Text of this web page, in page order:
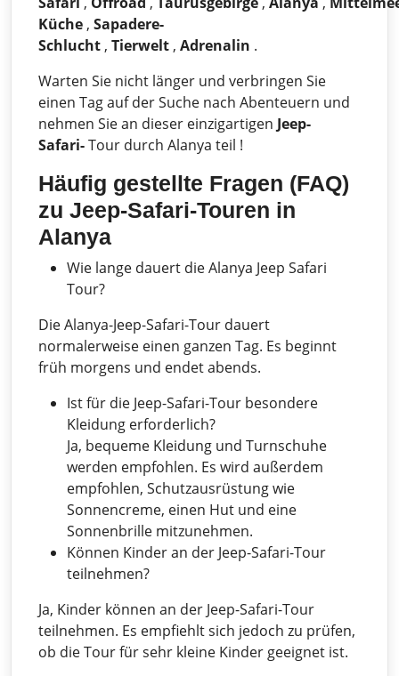
Küche , Sapadere-
Schlucht , Tierwelt , Adrenalin .
Warten Sie nicht länger und verbringen Sie
einen Tag auf der Suche nach Abenteuern und
nehmen Sie an dieser einzigartigen Jeep-
Safari-Tour durch Alanya teil !
Häufig gestellte Fragen (FAQ)
zu Jeep-Safari-Touren in
Alanya
Wie lange dauert die Alanya Jeep Safari
Tour?
Die Alanya-Jeep-Safari-Tour dauert
normalerweise einen ganzen Tag. Es beginnt
früh morgens und endet abends.
Ist für die Jeep-Safari-Tour besondere
Kleidung erforderlich?
Ja, bequeme Kleidung und Turnschuhe
werden empfohlen. Es wird außerdem
empfohlen, Schutzausrüstung wie
Sonnencreme, einen Hut und eine
Sonnenbrille mitzunehmen.
Können Kinder an der Jeep-Safari-Tour
teilnehmen?
Ja, Kinder können an der Jeep-Safari-Tour
teilnehmen. Es empfiehlt sich jedoch zu prüfen,
ob die Tour für sehr kleine Kinder geeignet ist.